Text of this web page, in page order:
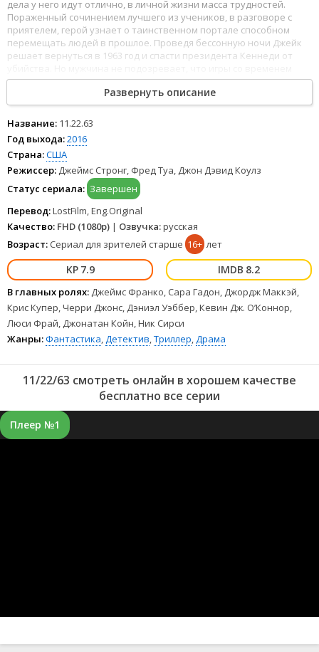
дела у него идут отлично, в личной жизни масса трудностей.
Пораженный сочинением лучшего из учеников, в разговоре с
приятелем, герой узнает о таинственном портале способном
перемещать людей в прошлое. Проведя бессонную ночи Джейк
решает вернуться в 1963 год и спасти президента Кеннеди от
весьма опасны, и если что-то изменить в прошлом, это отразится
на будущем. Смотреть 11/22/63 все серии сериала подряд онлайн
бесплатно в хорошем качестве онлайн FullHD 1080p полностью на
русском языке и на любых устройствах LordFilm.
Развернуть описание
Название: 11.22.63
Год выхода:2016
Страна:США
Режиссер: Джеймс Стронг, Фред Туа, Джон Дэвид Коулз
Статус сериала: Завершен
Перевод:LostFilm, Eng.Original
Качество: FHD (1080p) | Озвучка:русская
Возраст: Сериал для зрителей старше 16+ лет
7.9 8.2
В главных ролях: Джеймс Франко, Сара Гадон, Джордж Маккэй,
Крис Купер, Черри Джонс, Дэниэл Уэббер, Кевин Дж. О’Коннор,
Люси Фрай, Джонатан Койн, Ник Сирси
Жанры:Фантастика,Детектив,Триллер,Драма
11/22/63 смотреть онлайн в хорошем качестве
бесплатно все серии
Плеер №1